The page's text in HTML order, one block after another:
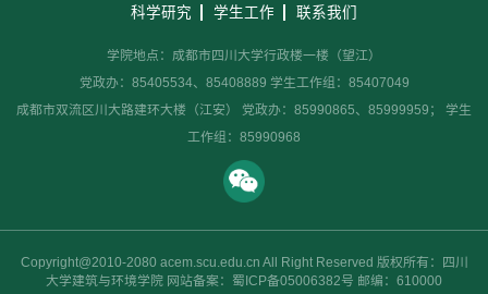
科学研究
学生工作 联系我们
学院地点：成都市四川大学行政楼一楼（望江）
党政办：85405534、85408889 学生工作组：85407049
成都市双流区川大路建环大楼（江安） 党政办：85990865、85999959； 学生
工作组：85990968
Copyright@2010-2080 acem.scu.edu.cn All Right Reserved 版权所有：四川
大学建筑与环境学院 网站备案：蜀ICP备05006382号 邮编：610000